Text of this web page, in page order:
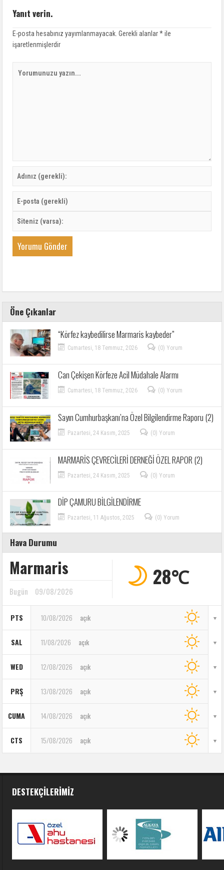
Yanıt verin.
E-posta hesabınız yayımlanmayacak. Gerekli alanlar*ile
işaretlenmişlerdir
Öne Çıkanlar
“Körfez kaybedilirse Marmaris kaybeder”
Cumartesi, 18 Temmuz, 2026 (0) Yorum
Can Çekişen Körfeze Acil Müdahale Alarmı
Cumartesi, 18 Temmuz, 2026 (0) Yorum
Sayın Cumhurbaşkanı’na Özel Bilgilendirme Raporu (2)
Pazartesi, 24 Kasım, 2025 (0) Yorum
MARMARİS ÇEVRECİLERİ DERNEĞİ ÖZEL RAPOR (2)
Pazartesi, 24 Kasım, 2025 (0) Yorum
DİP ÇAMURU BİLGİLENDİRME
Pazartesi, 11 Ağustos, 2025 (0) Yorum
Hava Durumu
Marmaris
Bugün 09/08/2026
28℃
PTS 10/08/2026 açık
SAL 11/08/2026 açık
WED 12/08/2026 açık
PRŞ 13/08/2026 açık
CUMA 14/08/2026 açık
CTS 15/08/2026 açık
DESTEKÇILERIMIZ